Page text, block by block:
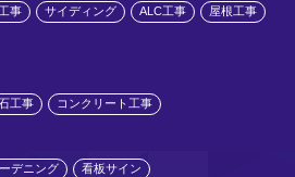
事 サイディング ALC工事 屋根工事
工事 コンクリート工事
デニング 看板サイン